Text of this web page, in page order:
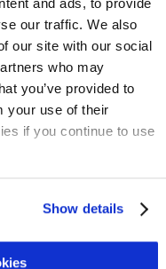
and ads, to provide
our traffic. We also
our site with our social
who may
you’ve provided to
your use of their
if you continue to use
Show details
aprobó una
los funcionarios
nuevos usos
plan de
ciudad
se alargó dos
de
aceptó
subterráneas